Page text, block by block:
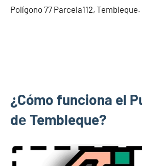
Polígono 77 Parcela112, Tembleque.
¿Cómo funciona el
dе Tembleque?